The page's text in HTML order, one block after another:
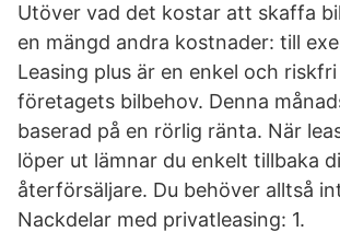
Utöver vad det kostar att skaffa
en mängd andra kostnader: till
Leasing plus är en enkel och
företagets bilbehov. Denna
baserad på en rörlig ränta. När
löper ut lämnar du enkelt tillbaka
återförsäljare. Du behöver alltså
Nackdelar med privatleasing: 1.